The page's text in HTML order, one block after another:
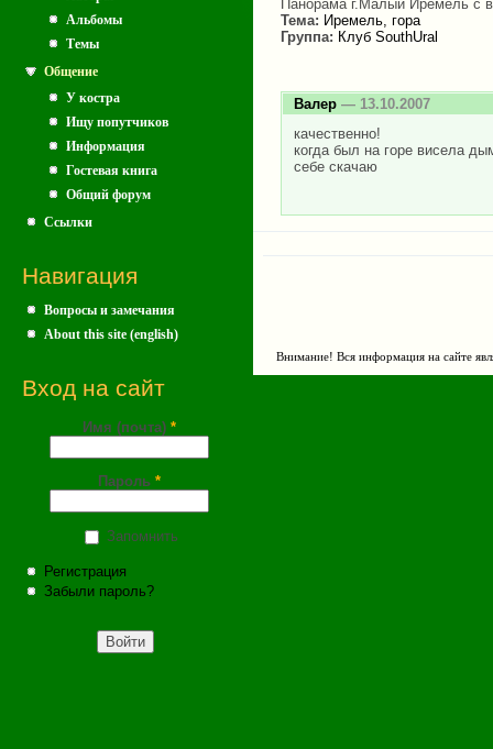
Альбомы
Темы
Общение
У костра
Ищу попутчиков
Информация
Гостевая книга
Общий форум
Ссылки
Навигация
Вопросы и замечания
About this site (english)
Вход на сайт
Имя (почта) *
Пароль *
Запомнить
Регистрация
Забыли пароль?
Панорама г.Малый Иремель с
Тема: Иремель, гора
Группа: Клуб SouthUral
Валер — 13.10.2007
качественно!
когда был на горе висела
себе скачаю
Внимание! Вся информация на сайте